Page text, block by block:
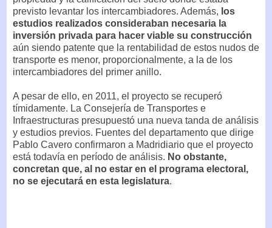
previsto levantar los intercambiadores. Además, los
estudios realizados consideraban necesaria la
inversión privada para hacer viable su construcción
aún siendo patente que la rentabilidad de estos nudos de
transporte es menor, proporcionalmente, a la de los
intercambiadores del primer anillo.
A pesar de ello, en 2011, el proyecto se recuperó
tímidamente. La Consejería de Transportes e
Infraestructuras presupuestó una nueva tanda de análisis
y estudios previos. Fuentes del departamento que dirige
Pablo Cavero confirmaron a Madridiario que el proyecto
está todavía en período de análisis. No obstante,
concretan que, al no estar en el programa electoral,
no se ejecutará en esta legislatura.